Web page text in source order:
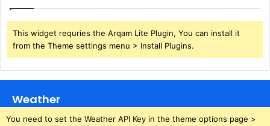
This widget requries the Arqam Lite Plugin, You can install it
from the Theme settings menu > Install Plugins.
Weather
You need to set the Weather API Key in the theme options page >